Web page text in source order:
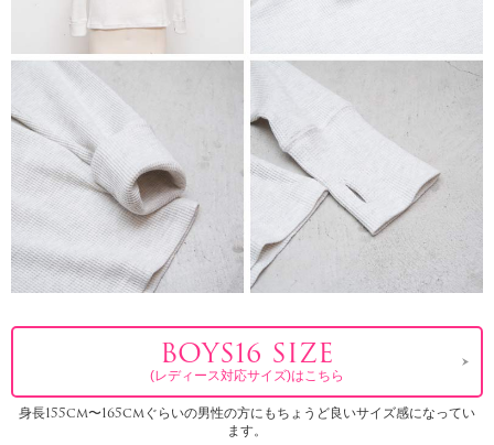
BOYS16 SIZE
(レディース対応サイズ)はこちら
身長155cm〜165cmぐらいの男性の方にもちょうど良いサイズ感になってい
ます。